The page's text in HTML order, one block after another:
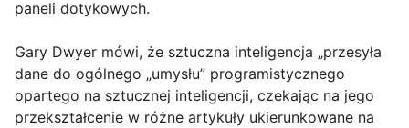
paneli dotykowych.
Gary Dwyer mówi, że sztuczna inteligencja „przesyła
dane do ogólnego „umysłu” programistycznego
opartego na sztucznej inteligencji, czekając na jego
przekształcenie w różne artykuły ukierunkowane na